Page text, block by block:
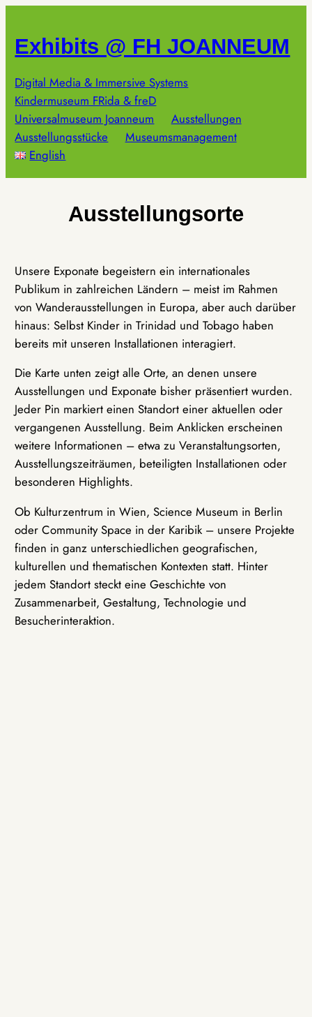
springen
Exhibits @ FH JOANNEUM
Digital Media & Immersive Systems
Kindermuseum FRida & freD
Universalmuseum Joanneum
Ausstellungen
Ausstellungsstücke
Museumsmanagement
English
Ausstellungsorte
Unsere Exponate begeistern ein internationales
Publikum in zahlreichen Ländern – meist im Rahmen
von Wanderausstellungen in Europa, aber auch darüber
hinaus: Selbst Kinder in Trinidad und Tobago haben
bereits mit unseren Installationen interagiert.
Die Karte unten zeigt alle Orte, an denen unsere
Ausstellungen und Exponate bisher präsentiert wurden.
Jeder Pin markiert einen Standort einer aktuellen oder
vergangenen Ausstellung. Beim Anklicken erscheinen
weitere Informationen – etwa zu Veranstaltungsorten,
Ausstellungszeiträumen, beteiligten Installationen oder
besonderen Highlights.
Ob Kulturzentrum in Wien, Science Museum in Berlin
oder Community Space in der Karibik – unsere Projekte
finden in ganz unterschiedlichen geografischen,
kulturellen und thematischen Kontexten statt. Hinter
jedem Standort steckt eine Geschichte von
Zusammenarbeit, Gestaltung, Technologie und
Besucherinteraktion.